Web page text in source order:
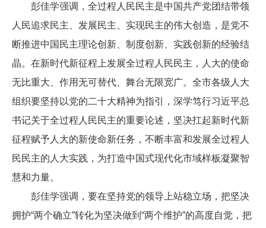
彭佳学强调，全过程人民民主是中国共产党团结带领
人民追求民主、发展民主、实现民主的伟大创造，是党不
断推进中国民主理论创新、制度创新、实践创新的经验结
晶。在新时代新征程上发展全过程人民民主，人大的使命
无比重大、作用无可替代、舞台无限宽广。全市各级人大
组织要坚持以党的二十大精神为指引，深学笃行习近平总
书记关于全过程人民民主的重要论述，坚决扛起新时代新
征程赋予人大的新使命新任务，不断丰富和发展全过程人
民民主的人大实践，为打造中国式现代化市域样板凝聚智
慧和力量。
彭佳学强调，要在坚持党的领导上站稳立场，把坚决
拥护“两个确立”转化为坚决做到“两个维护”的高度自觉，把